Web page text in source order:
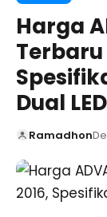
Harga
Terbaru
Dual
Ramadhon